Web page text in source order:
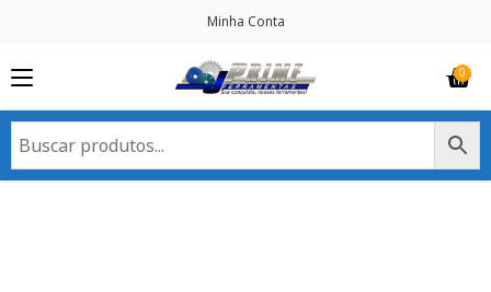
Minha Conta